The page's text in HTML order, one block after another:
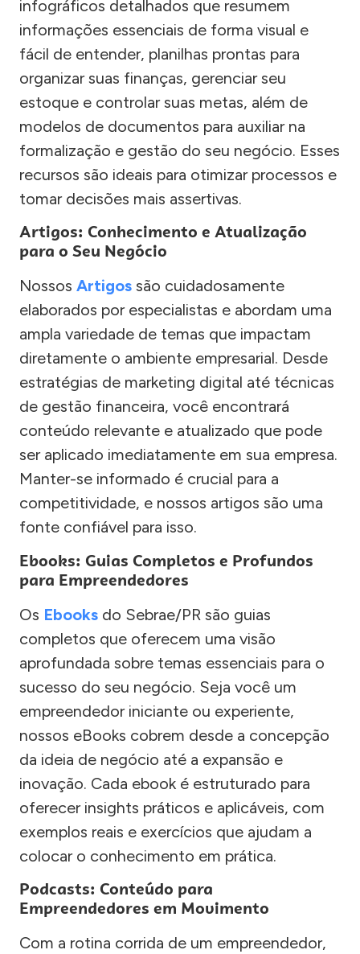
infográficos detalhados que resumem
informações essenciais de forma visual e
fácil de entender, planilhas prontas para
organizar suas finanças, gerenciar seu
estoque e controlar suas metas, além de
modelos de documentos para auxiliar na
formalização e gestão do seu negócio. Esses
recursos são ideais para otimizar processos e
tomar decisões mais assertivas.
Artigos: Conhecimento e Atualização
para o Seu Negócio
Nossos Artigos são cuidadosamente
elaborados por especialistas e abordam uma
ampla variedade de temas que impactam
diretamente o ambiente empresarial. Desde
estratégias de marketing digital até técnicas
de gestão financeira, você encontrará
conteúdo relevante e atualizado que pode
ser aplicado imediatamente em sua empresa.
Manter-se informado é crucial para a
competitividade, e nossos artigos são uma
fonte confiável para isso.
Ebooks: Guias Completos e Profundos
para Empreendedores
Os Ebooks do Sebrae/PR são guias
completos que oferecem uma visão
aprofundada sobre temas essenciais para o
sucesso do seu negócio. Seja você um
empreendedor iniciante ou experiente,
nossos eBooks cobrem desde a concepção
da ideia de negócio até a expansão e
inovação. Cada ebook é estruturado para
oferecer insights práticos e aplicáveis, com
exemplos reais e exercícios que ajudam a
colocar o conhecimento em prática.
Podcasts: Conteúdo para
Empreendedores em Movimento
Com a rotina corrida de um empreendedor,